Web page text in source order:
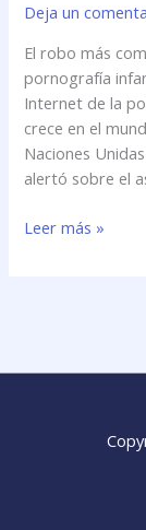
Deja un
El robo más
pornografía
Internet de la
crece en el
Naciones
alertó sobre el
genera
de
1.000
millones
de
dólares
al
Leer más »